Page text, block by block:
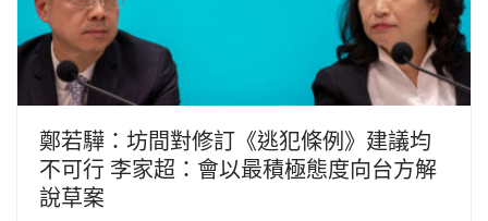
鄭若驊：坊間對修訂《逃犯條例》建議均
不可行 李家超：會以最積極態度向台方解
說草案